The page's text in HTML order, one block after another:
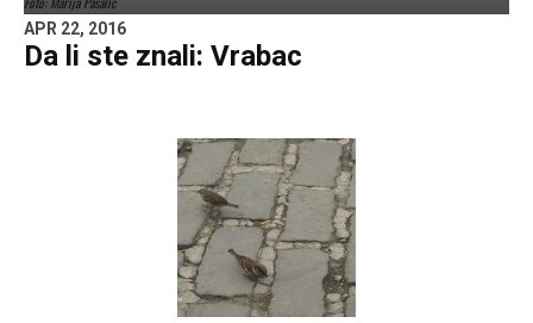
APR 22, 2016
Da li ste znali: Vrabac